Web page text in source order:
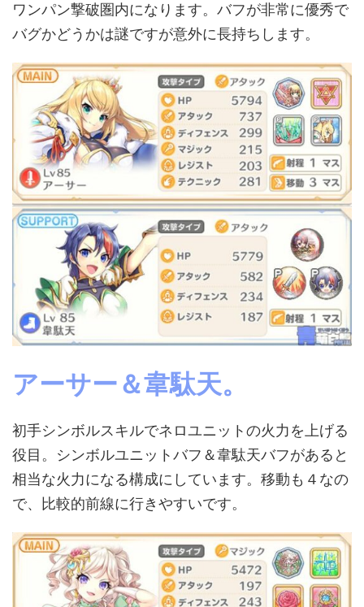
ワンパン撃破圏内になります。バフが非常に優秀で
バグかどうかは謎ですが意外に長持ちします。
アーサー＆韋駄天。
初手シンボルスキルでネロユニットの火力を上げる
役目。シンボルユニットバフ＆韋駄天バフがあると
相当な火力になる構成にしています。移動も４なの
で、比較的前線に行きやすいです。